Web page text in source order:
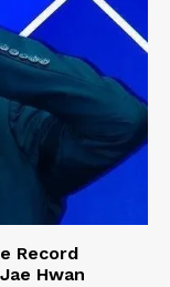
Record
Hwan